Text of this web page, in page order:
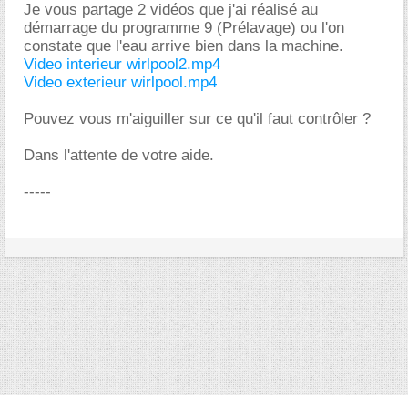
Je vous partage 2 vidéos que j'ai réalisé au
démarrage du programme 9 (Prélavage) ou l'on
constate que l'eau arrive bien dans la machine.
Video interieur wirlpool2.mp4
Video exterieur wirlpool.mp4
Pouvez vous m'aiguiller sur ce qu'il faut contrôler ?
Dans l'attente de votre aide.
-----